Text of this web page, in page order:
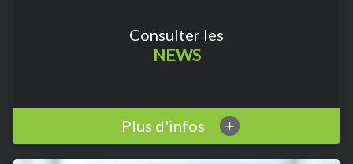
Consulter les
NEWS
Plus d'infos +